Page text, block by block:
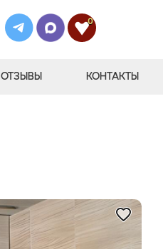
0
ОТЗЫВЫ КОНТАКТЫ